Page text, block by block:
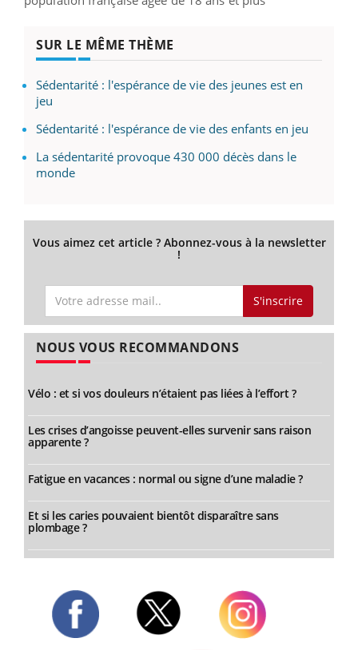
SUR LE MÊME THÈME
Sédentarité : l'espérance de vie des jeunes est en
jeu
Sédentarité : l'espérance de vie des enfants en jeu
La sédentarité provoque 430 000 décès dans le
monde
Vous aimez cet article ? Abonnez-vous à la newsletter
!
S'inscrire
NOUS VOUS RECOMMANDONS
Vélo : et si vos douleurs n’étaient pas liées à l’effort ?
Les crises d’angoisse peuvent-elles survenir sans raison
apparente ?
Fatigue en vacances : normal ou signe d’une maladie ?
Et si les caries pouvaient bientôt disparaître sans
plombage ?